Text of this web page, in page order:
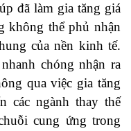
đã làm gia tăng giá
không thể phủ nhận
của nền kinh tế.
chóng nhận ra
qua việc gia tăng
các ngành thay thế
cung ứng trong